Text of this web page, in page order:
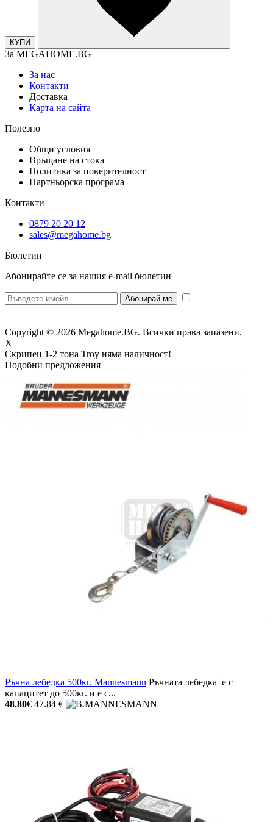
КУПИ
За MEGAHOME.BG
За нас
Контакти
Доставка
Карта на сайта
Полезно
Общи условия
Връщане на стока
Политика за поверителност
Партньорска програма
Контакти
0879 20 20 12
sales@megahome.bg
Бюлетин
Абонирайте се за нашия e-mail бюлетин
Copyright © 2026 Megahome.BG. Всички права запазени.
X
Скрипец 1-2 тона Troy няма наличност!
Подобни предложения
Ръчна лебедка 500кг. Mannesmann Ръчната лебедка е с
капацитет до 500кг. и е с...
48.80€ 47.84 €